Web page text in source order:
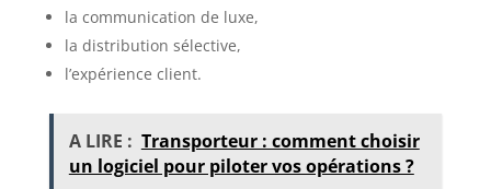
la communication de luxe,
la distribution sélective,
l’expérience client.
A LIRE : Transporteur : comment choisir
un logiciel pour piloter vos opérations ?